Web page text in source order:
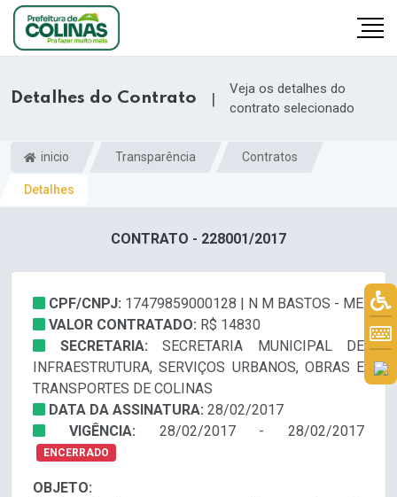
Detalhes do Contrato |
Veja os detalhes do
contrato selecionado
inicio Transparência Contratos
Detalhes
CONTRATO - 228001/2017
CPF/CNPJ: 17479859000128 | N M BASTOS - ME
VALOR CONTRATADO: R$ 14830
SECRETARIA: SECRETARIA MUNICIPAL DE
INFRAESTRUTURA, SERVIÇOS URBANOS, OBRAS E
TRANSPORTES DE COLINAS
DATA DA ASSINATURA: 28/02/2017
VIGÊNCIA: 28/02/2017 - 28/02/2017
ENCERRADO
OBJETO: